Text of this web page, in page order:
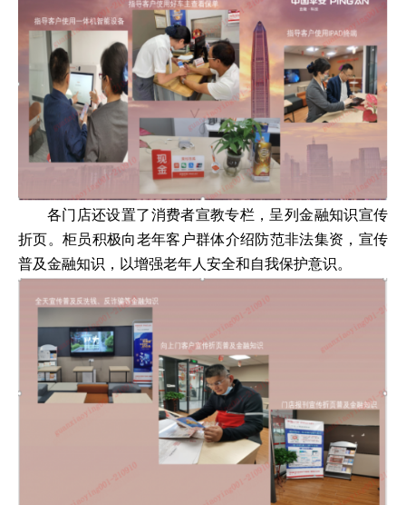
各门店还设置了消费者宣教专栏，呈列金融知识宣传
折页。柜员积极向老年客户群体介绍防范非法集资，宣传
普及金融知识，以增强老年人安全和自我保护意识。